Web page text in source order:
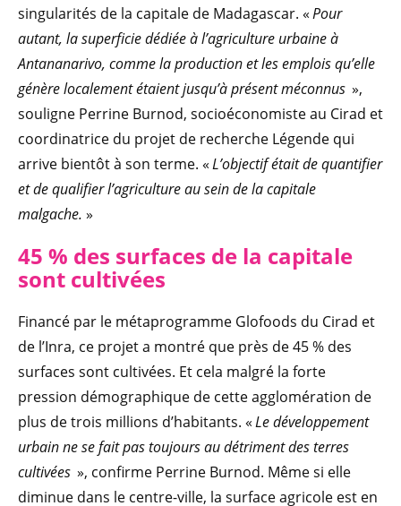
singularités de la capitale de Madagascar. «Pour
autant, la superficie dédiée à l’agriculture urbaine à
Antananarivo, comme la production et les emplois qu’elle
génère localement étaient jusqu’à présent méconnus »,
souligne Perrine Burnod, socioéconomiste au Cirad et
coordinatrice du projet de recherche Légende qui
arrive bientôt à son terme. «L’objectif était de quantifier
et de qualifier l’agriculture au sein de la capitale
malgache. »
45 % des surfaces de la capitale
sont cultivées
Financé par le métaprogramme Glofoods du Cirad et
de l’Inra, ce projet a montré que près de 45 % des
surfaces sont cultivées. Et cela malgré la forte
pression démographique de cette agglomération de
plus de trois millions d’habitants. «Le développement
urbain ne se fait pas toujours au détriment des terres
cultivées », confirme Perrine Burnod. Même si elle
diminue dans le centre-ville, la surface agricole est en